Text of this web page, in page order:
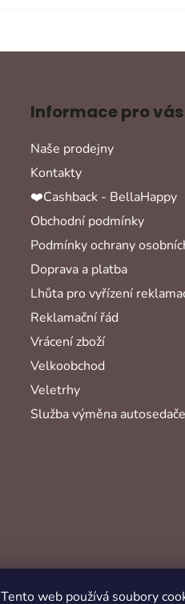
Tento web používá soubory
Informace pro vás
Naše prodejny
Kontakty
❤️Cashback - BellaHappy
Obchodní podmínky
Podmínky ochrany
Doprava a platba
Lhůta pro vyřízení
Reklamační řád
Vrácení zboží
Velkoobchod
Veletrhy
Služba výměna